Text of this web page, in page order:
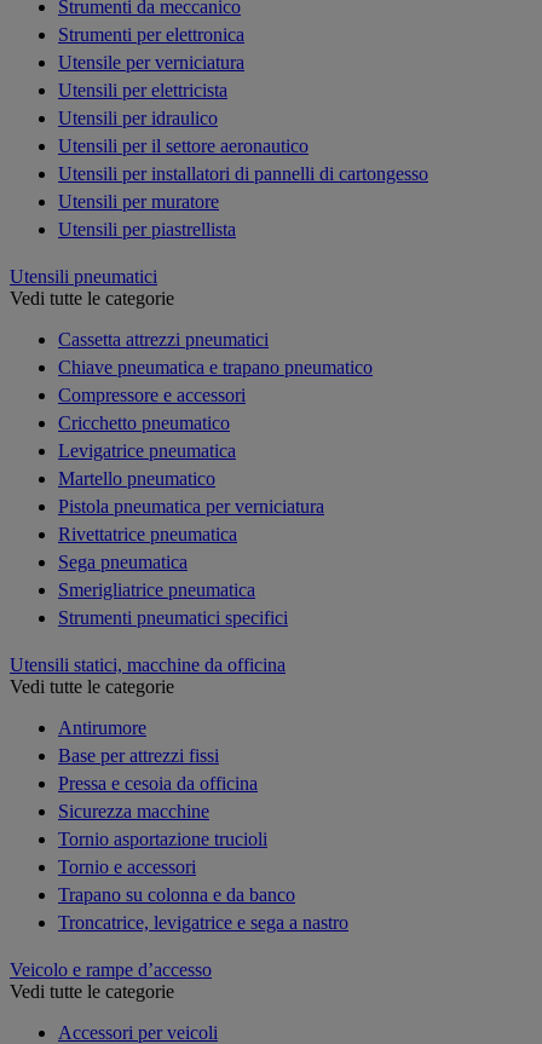
Strumenti da meccanico
Strumenti per elettronica
Utensile per verniciatura
Utensili per elettricista
Utensili per idraulico
Utensili per il settore aeronautico
Utensili per installatori di pannelli di cartongesso
Utensili per muratore
Utensili per piastrellista
Utensili pneumatici
Vedi tutte le categorie
Cassetta attrezzi pneumatici
Chiave pneumatica e trapano pneumatico
Compressore e accessori
Cricchetto pneumatico
Levigatrice pneumatica
Martello pneumatico
Pistola pneumatica per verniciatura
Rivettatrice pneumatica
Sega pneumatica
Smerigliatrice pneumatica
Strumenti pneumatici specifici
Utensili statici, macchine da officina
Vedi tutte le categorie
Antirumore
Base per attrezzi fissi
Pressa e cesoia da officina
Sicurezza macchine
Tornio asportazione trucioli
Tornio e accessori
Trapano su colonna e da banco
Troncatrice, levigatrice e sega a nastro
Veicolo e rampe d’accesso
Vedi tutte le categorie
Accessori per veicoli